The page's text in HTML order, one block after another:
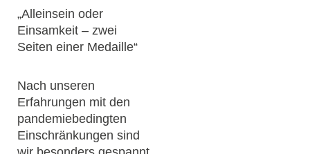
„Alleinsein oder
Einsamkeit – zwei
Seiten einer Medaille“
Nach unseren
Erfahrungen mit den
pandemiebedingten
Einschränkungen sind